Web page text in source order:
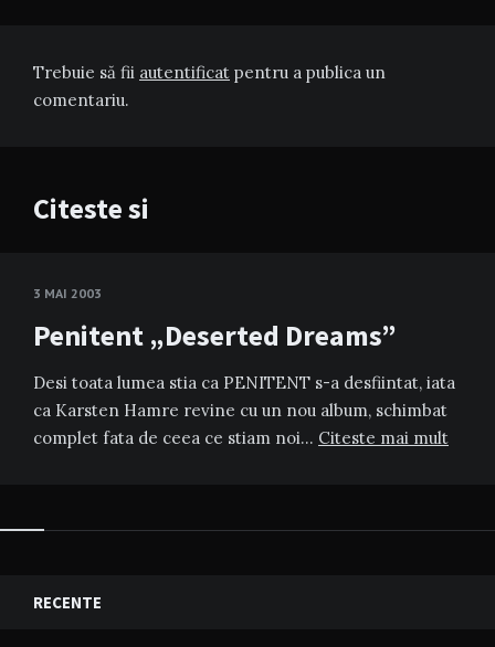
Trebuie să fii autentificat pentru a publica un
comentariu.
Citeste si
3 MAI 2003
Penitent „Deserted Dreams”
Desi toata lumea stia ca PENITENT s-a desfiintat, iata
ca Karsten Hamre revine cu un nou album, schimbat
complet fata de ceea ce stiam noi… Citeste mai mult
RECENTE